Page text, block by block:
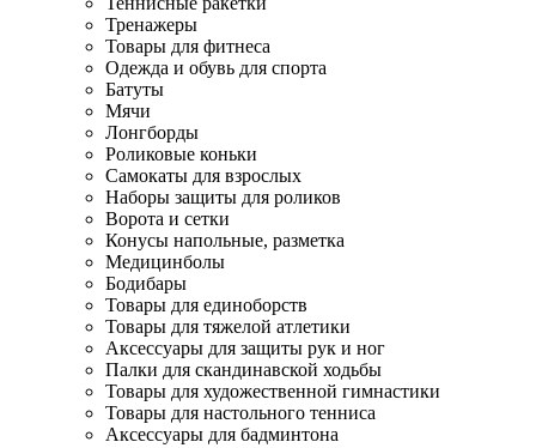
Тренажеры
Товары для фитнеса
Одежда и обувь для спорта
Батуты
Мячи
Лонгборды
Роликовые коньки
Самокаты для взрослых
Наборы защиты для роликов
Ворота и сетки
Конусы напольные, разметка
Медицинболы
Бодибары
Товары для единоборств
Товары для тяжелой атлетики
Аксессуары для защиты рук и ног
Палки для скандинавской ходьбы
Товары для художественной гимнастики
Товары для настольного тенниса
Аксессуары для бадминтона